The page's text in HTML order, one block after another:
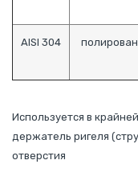
AISI 304
Используется в
держатель ригеля
отверстия